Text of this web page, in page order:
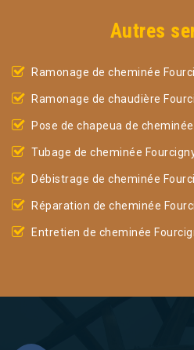
Autres
Ramonage de cheminée
Ramonage de chaudière
Pose de chapeua de
Tubage de cheminée
Débistrage de cheminée
Réparation de cheminée
Entretien de cheminée